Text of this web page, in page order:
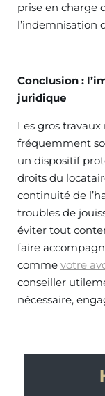
prise en charge
l’indemnisation
Conclusion :
juridique
Les gros
fréquemment
un dispositif
droits du
continuité de
troubles de
éviter tout
faire
comme votre
conseiller
nécessaire,